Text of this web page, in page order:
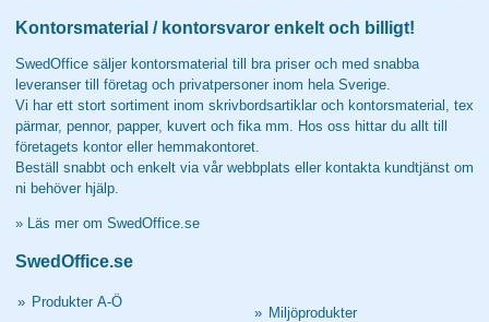
Kontorsmaterial / kontorsvaror enkelt och billigt!
SwedOffice säljer kontorsmaterial till bra priser och med snabba
leveranser till företag och privatpersoner inom hela Sverige.
Vi har ett stort sortiment inom skrivbordsartiklar och kontorsmaterial, tex
pärmar, pennor, papper, kuvert och fika mm. Hos oss hittar du allt till
företagets kontor eller hemmakontoret.
Beställ snabbt och enkelt via vår webbplats eller kontakta kundtjänst om
ni behöver hjälp.
» Läs mer om SwedOffice.se
SwedOffice.se
» Produkter A-Ö
» Miljöprodukter